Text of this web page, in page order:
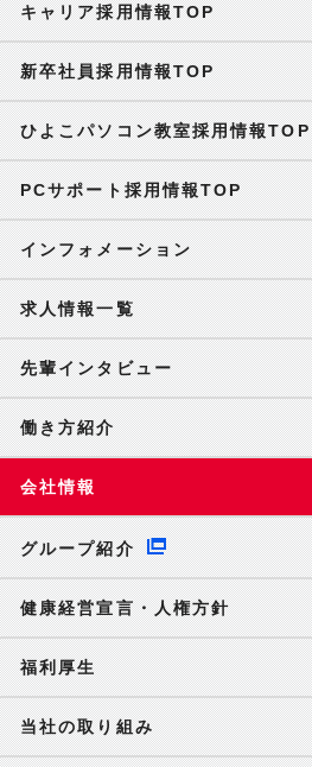
キャリア採用情報TOP
新卒社員採用情報TOP
ひよこパソコン教室採用情報TOP
PCサポート採用情報TOP
インフォメーション
求人情報一覧
先輩インタビュー
働き方紹介
会社情報
グループ紹介
健康経営宣言・人権方針
福利厚生
当社の取り組み